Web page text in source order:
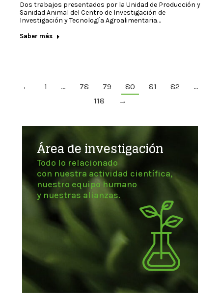
Dos trabajos presentados por la Unidad de Producción y
Sanidad Animal del Centro de Investigación de
Investigación y Tecnología Agroalimentaria…
Saber más
← 1 … 78 79 80 81 82
…
118
→
Área de investigación
Todo lo relacionado
con nuestra actividad científica,
nuestro equipo humano
y nuestras alianzas.